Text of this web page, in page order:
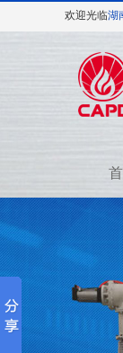
欢迎光临湖